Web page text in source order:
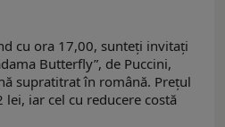
cu ora 17,00, sunteţi invitaţi
Butterfly”, de Puccini,
supratitrat în română. Preţul
iar cel cu reducere costă